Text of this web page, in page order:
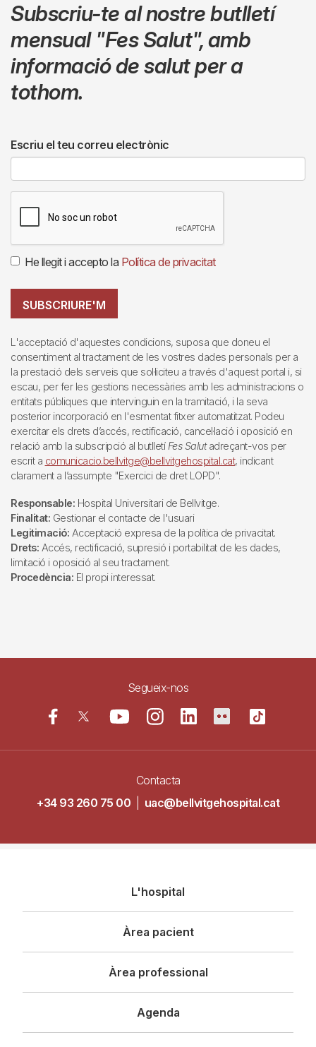
Subscriu-te al nostre butlletí
mensual "Fes Salut",amb
informació de salut per a
tothom.
Escriu el teu correu electrònic
He llegit i accepto la Política de privacitat
SUBSCRIURE'M
L'acceptació d'aquestes condicions, suposa que doneu el
consentiment al tractament de les vostres dades personals per a
la prestació dels serveis que sol·liciteu a través d'aquest portal i, si
escau, per fer les gestions necessàries amb les administracions o
entitats públiques que intervinguin en la tramitació, i la seva
posterior incorporació en l'esmentat fitxer automatitzat. Podeu
exercitar els drets d’accés, rectificació, cancel·lació i oposició en
relació amb la subscripció al butlletí Fes Salutadreçant-vos per
escrit a comunicacio.bellvitge@bellvitgehospital.cat, indicant
clarament a l’assumpte "Exercici de dret LOPD".
Responsable: Hospital Universitari de Bellvitge.
Finalitat: Gestionar el contacte de l'usuari
Legitimació: Acceptació expresa de la política de privacitat.
Drets: Accés, rectificació, supresió i portabilitat de les dades,
limitació i oposició al seu tractament.
Procedència: El propi interessat.
Segueix-nos
Contacta
+34 93 260 75 00
uac@bellvitgehospital.cat
principal
L'hospital
Àrea pacient
Àrea professional
Agenda